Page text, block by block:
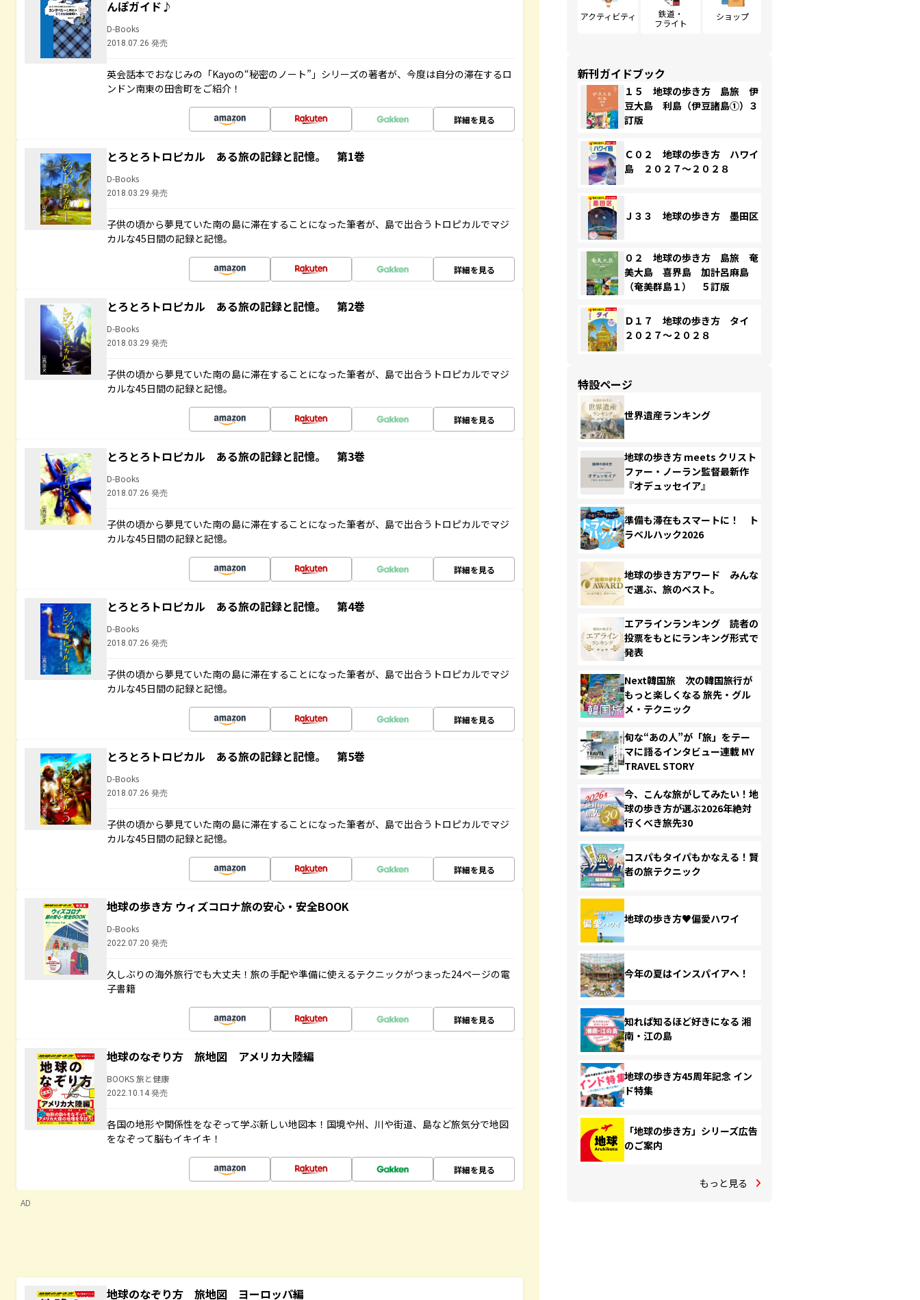
んぽガイド♪
D-Books
2018.07.26 発売
英会話本でおなじみの「Kayoの“秘密のノート”」シリーズの著者が、今度は自分の滞在するロ
ンドン南東の田舎町をご紹介！
詳細を見る
とろとろトロピカル ある旅の記録と記憶。 第1巻
D-Books
2018.03.29 発売
子供の頃から夢見ていた南の島に滞在することになった筆者が、島で出合うトロピカルでマジ
カルな45日間の記録と記憶。
詳細を見る
とろとろトロピカル ある旅の記録と記憶。 第2巻
D-Books
2018.03.29 発売
子供の頃から夢見ていた南の島に滞在することになった筆者が、島で出合うトロピカルでマジ
カルな45日間の記録と記憶。
詳細を見る
とろとろトロピカル ある旅の記録と記憶。 第3巻
D-Books
2018.07.26 発売
子供の頃から夢見ていた南の島に滞在することになった筆者が、島で出合うトロピカルでマジ
カルな45日間の記録と記憶。
詳細を見る
とろとろトロピカル ある旅の記録と記憶。 第4巻
D-Books
2018.07.26 発売
子供の頃から夢見ていた南の島に滞在することになった筆者が、島で出合うトロピカルでマジ
カルな45日間の記録と記憶。
詳細を見る
とろとろトロピカル ある旅の記録と記憶。 第5巻
D-Books
2018.07.26 発売
子供の頃から夢見ていた南の島に滞在することになった筆者が、島で出合うトロピカルでマジ
カルな45日間の記録と記憶。
詳細を見る
地球の歩き方 ウィズコロナ旅の安心・安全BOOK
D-Books
2022.07.20 発売
久しぶりの海外旅行でも大丈夫！旅の手配や準備に使えるテクニックがつまった24ページの電
子書籍
詳細を見る
地球のなぞり方 旅地図 アメリカ大陸編
BOOKS 旅と健康
2022.10.14 発売
各国の地形や関係性をなぞって学ぶ新しい地図本！国境や州、川や街道、島など旅気分で地図
をなぞって脳もイキイキ！
詳細を見る
AD
地球のなぞり方 旅地図 ヨーロッパ編
アクティビティ
鉄道・
フライト
ショップ
新刊ガイドブック
１５ 地球の歩き方 島旅 伊
豆大島 利島（伊豆諸島①）３
訂版
Ｃ０２ 地球の歩き方 ハワイ
島 ２０２７～２０２８
Ｊ３３ 地球の歩き方 墨田区
０２ 地球の歩き方 島旅 奄
美大島 喜界島 加計呂麻島
（奄美群島１） ５訂版
Ｄ１７ 地球の歩き方 タイ
２０２７～２０２８
特設ページ
世界遺産ランキング
地球の歩き方 meets クリスト
ファー・ノーラン監督最新作
『オデュッセイア』
準備も滞在もスマートに！ ト
ラベルハック2026
地球の歩き方アワード みんな
で選ぶ、旅のベスト。
エアラインランキング 読者の
投票をもとにランキング形式で
発表
Next韓国旅 次の韓国旅行が
もっと楽しくなる 旅先・グル
メ・テクニック
旬な“あの人”が「旅」をテー
マに語るインタビュー連載 MY
TRAVEL STORY
今、こんな旅がしてみたい！地
球の歩き方が選ぶ2026年絶対
行くべき旅先30
コスパもタイパもかなえる！賢
者の旅テクニック
地球の歩き方♥偏愛ハワイ
今年の夏はインスパイアへ！
知れば知るほど好きになる 湘
南・江の島
地球の歩き方45周年記念 イン
ド特集
「地球の歩き方」シリーズ広告
のご案内
もっと見る